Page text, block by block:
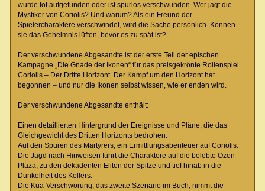
wurde tot aufgefunden oder ist spurlos verschwunden. Wer jagt die
Mystiker von Coriolis? Und warum? Als ein Freund der
Spielercharaktere verschwindet, wird die Sache persönlich. Können
sie das Geheimnis lüften, bevor es zu spät ist?
Der verschwundene Abgesandte ist der erste Teil der epischen
Kampagne „Die Gnade der Ikonen“ für das preisgekrönte Rollenspiel
Coriolis – Der Dritte Horizont. Der Kampf um den Horizont hat
begonnen – und nur die Ikonen selbst wissen, wie er enden wird.
Der verschwundene Abgesandte enthält:
Einen detaillierten Hintergrund der Ereignisse und Pläne, die das
Gleichgewicht des Dritten Horizonts bedrohen.
Auf den Spuren des Märtyrers, ein Ermittlungsabenteuer auf Coriolis.
Die Jagd nach Hinweisen führt die Charaktere auf die belebte Ozon-
Plaza, zu den dekadenten Eliten der Spitze und tief hinab in die
Dunkelheit des Kellers.
Die Kua-Verschwörung, das zweite Szenario im Buch, nimmt die